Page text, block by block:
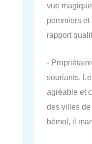
vue
pommiers
rapport
-
souriants.
agréable et
des villes
bémol, il